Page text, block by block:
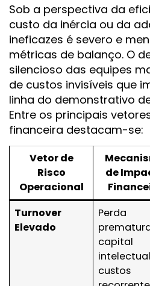
Sob a perspectiva da
custo da inércia ou da
ineficazes é severo e
métricas de balanço. O
silencioso das equipes
de custos invisíveis que
linha do demonstrativo
Entre os principais
financeira destacam-se:
Vetor de
Risco
Operacional
de
Turnover
Elevado
Perda
capital
custos